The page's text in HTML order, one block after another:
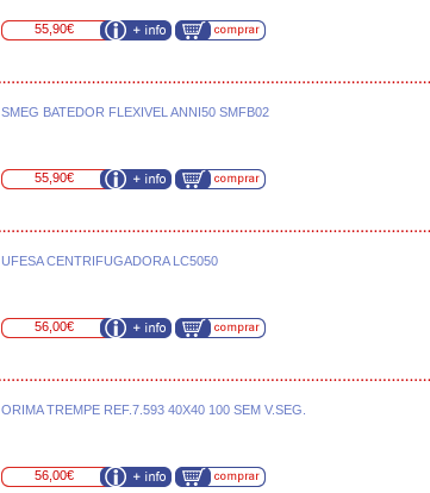
55,90€
SMEG BATEDOR FLEXIVEL ANNI50 SMFB02
55,90€
UFESA CENTRIFUGADORA LC5050
56,00€
ORIMA TREMPE REF.7.593 40X40 100 SEM V.SEG.
56,00€